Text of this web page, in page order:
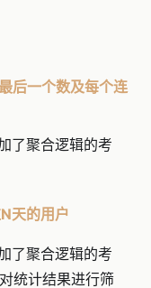
后一个数及每个连
了聚合逻辑的考
天的用户
了聚合逻辑的考
统计结果进行筛